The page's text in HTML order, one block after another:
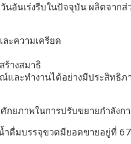
อันเร่งรีบในปัจจุบัน ผลิตจา
ะความเครียด
ร้างสมาธิ
และทำงานได้อย่างมีประสิทธิภ
าพในการปรับขยายกำลังกา
มบรรจุขวดมียอดขายอยู่ที่